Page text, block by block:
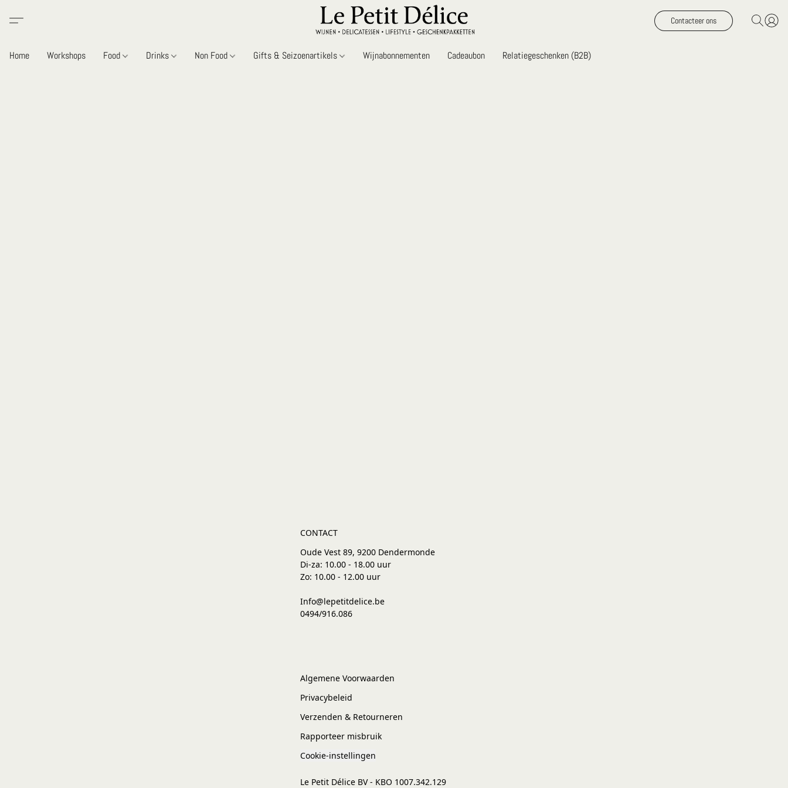
Contacteer ons
Home Workshops Food Drinks Non Food Gifts & Seizoenartikels Wijnabonnementen Cadeaubon Relatiegeschenken (B2B)
CONTACT
Oude Vest 89, 9200 Dendermonde
Di-za: 10.00 - 18.00 uur
Zo: 10.00 - 12.00 uur
Info@lepetitdelice.be
0494/916.086
Algemene Voorwaarden
Privacybeleid
Verzenden & Retourneren
Rapporteer misbruik
Cookie-instellingen
Le Petit Délice BV - KBO 1007.342.129